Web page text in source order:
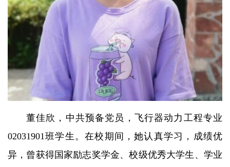
董佳欣，中共预备党员，飞行器动力工程专业
02031901班学生。在校期间，她认真学习，成绩优
异，曾获得国家励志奖学金、校级优秀大学生、学业